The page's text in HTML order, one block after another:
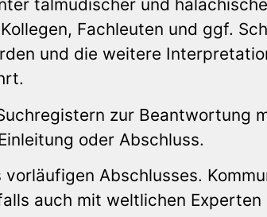
talmudischer und
Fachleuten und ggf.
und die weitere
zur Beantwortung
oder Abschluss.
Abschlusses.
auch mit weltlichen